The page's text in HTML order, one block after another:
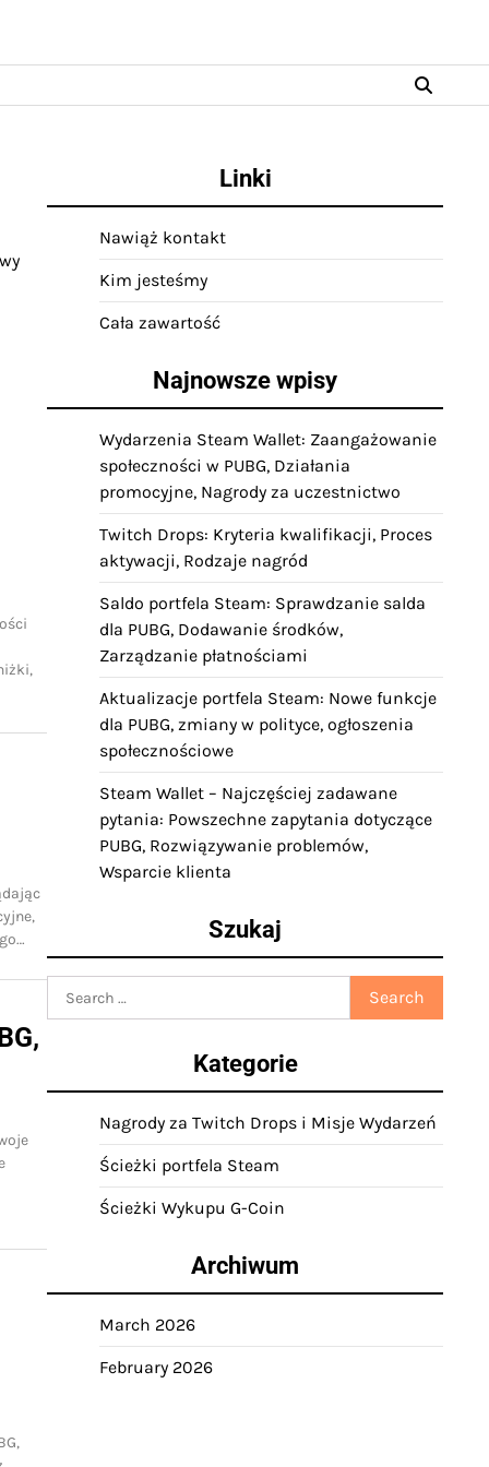
Linki
Nawiąż kontakt
Kim jesteśmy
Cała zawartość
Najnowsze wpisy
Wydarzenia Steam Wallet: Zaangażowanie
społeczności w PUBG, Działania
promocyjne, Nagrody za uczestnictwo
Twitch Drops: Kryteria kwalifikacji, Proces
aktywacji, Rodzaje nagród
Saldo portfela Steam: Sprawdzanie salda
dla PUBG, Dodawanie środków,
Zarządzanie płatnościami
Aktualizacje portfela Steam: Nowe funkcje
dla PUBG, zmiany w polityce, ogłoszenia
społecznościowe
Steam Wallet – Najczęściej zadawane
pytania: Powszechne zapytania dotyczące
PUBG, Rozwiązywanie problemów,
Wsparcie klienta
Szukaj
Search
for:
Kategorie
Nagrody za Twitch Drops i Misje Wydarzeń
Ścieżki portfela Steam
Ścieżki Wykupu G-Coin
Archiwum
March 2026
February 2026